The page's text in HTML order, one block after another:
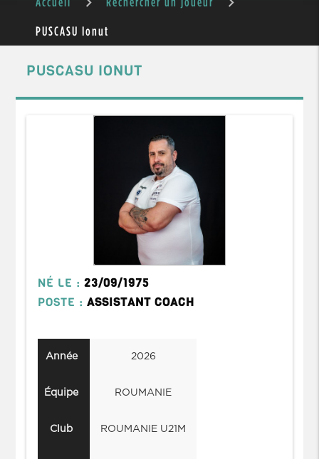
PUSCASU Ionut
PUSCASU IONUT
NÉ LE :23/09/1975
POSTE :ASSISTANT COACH
Année
Équipe
Club
2026
ROUMANIE
ROUMANIE U21M